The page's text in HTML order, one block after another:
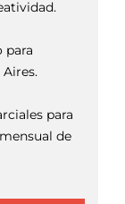
para
para
de